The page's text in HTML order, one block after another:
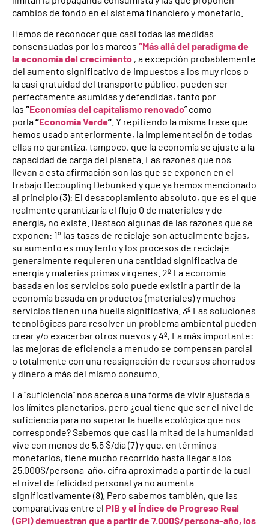
cambios de fondo en el sistema financiero y monetario.
Hemos de reconocer que casi todas las medidas
consensuadas por los marcos “Más allá del paradigma de
la economía del crecimiento , a excepción probablemente
del aumento significativo de impuestos a los muy ricos o
la casi gratuidad del transporte público, pueden ser
perfectamente asumidas y defendidas, tanto por
las “Economías del capitalismo renovado” como
porla“Economía Verde“ . Y repitiendo la misma frase que
hemos usado anteriormente, la implementación de todas
ellas no garantiza, tampoco, que la economía se ajuste a la
capacidad de carga del planeta. Las razones que nos
llevan a esta afirmación son las que se exponen en el
trabajo Decoupling Debunked y que ya hemos mencionado
al principio (3): El desacoplamiento absoluto, que es el que
realmente garantizaría el flujo 0 de materiales y de
energía, no existe. Destaco algunas de las razones que se
exponen: 1º las tasas de reciclaje son actualmente bajas,
su aumento es muy lento y los procesos de reciclaje
generalmente requieren una cantidad significativa de
energía y materias primas vírgenes. 2º La economía
basada en los servicios solo puede existir a partir de la
economía basada en productos (materiales) y muchos
servicios tienen una huella significativa. 3º Las soluciones
tecnológicas para resolver un problema ambiental pueden
crear y/o exacerbar otros nuevos y 4º, La más importante:
las mejoras de eficiencia a menudo se compensan parcial
o totalmente con una reasignación de recursos ahorrados
y dinero a más del mismo consumo.
La “suficiencia” nos acerca a una forma de vivir ajustada a
los límites planetarios, pero ¿cual tiene que ser el nivel de
suficiencia para no superar la huella ecológica que nos
corresponde? Sabemos que casi la mitad de la humanidad
vive con menos de 5,5 $/día (7) y que, en términos
monetarios, tiene mucho recorrido hasta llegar a los
25.000$/persona-año, cifra aproximada a partir de la cual
el nivel de felicidad personal ya no aumenta
significativamente (8). Pero sabemos también, que las
comparativas entre el PIB y el Índice de Progreso Real
(GPI) demuestran que a partir de 7.000$/persona-año, los